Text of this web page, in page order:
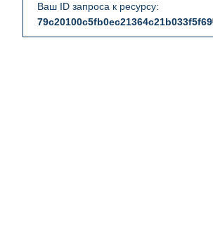
Ваш ID запроса к ресурсу:
79c20100c5fb0ec21364c21b033f5f69